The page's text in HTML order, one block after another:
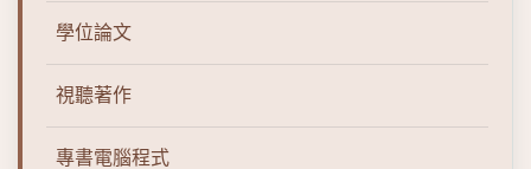
學位論文
視聽著作
專書電腦程式